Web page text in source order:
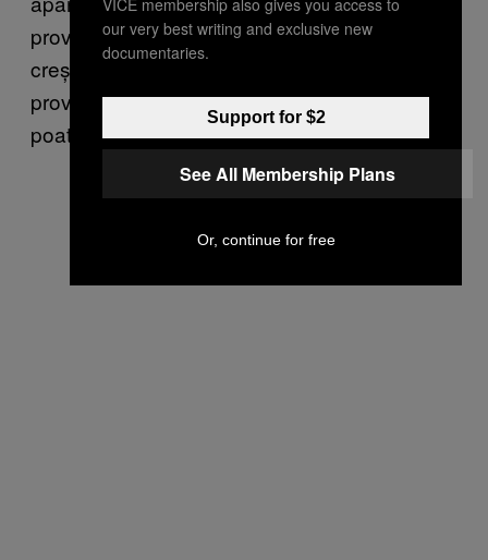
provoacă greață. Așa că se leagă: prin
creșterea cantității de histamină,
provoacă un efect invers față de Loratidină (și
poate fi la fel de inofensiv).
our very best writing and exclusive new
documentaries.
Support for $2
See All Membership Plans
Or, continue for free